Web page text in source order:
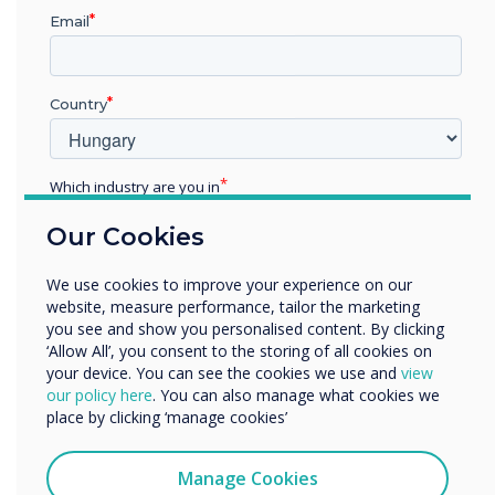
kövesse az alábbi navigációs utasításokat:
Alkalmazások – Beállítások – Felhasználó
Kattintson a szerkeszteni kívánt felhasználói
fiók toll ikonjára. Valószínűleg a Tulajdonos
felirat jelenik meg, de hozzáadhat egy extra
fiókot egy IMPACT-hez és további 4 fiókot az
NFC kártyaolvasó rendszerrel is rendelkeznek az
extra biztonságos hozzáférés beállításához –
ügyfélszolgálati csapatunk segíthet a fiókok
beállításában.)
Innen módosíthatja a fiók nevét és jelszót adhat
hozzá. Akár egy pompás képet is hozzáadhat
magáról, hogy valóban személyre szabhassa
Our Cookies
We use cookies to improve your experience on our
website, measure performance, tailor the marketing
you see and show you personalised content. By clicking
‘Allow All’, you consent to the storing of all cookies on
your device. You can see the cookies we use and view
our policy here. You can also manage what cookies we
place by clicking ‘manage cookies’
Manage Cookies
Email
Country
Which industry are you in
Enterprise
Organisation Name
We would like to contact you about our products and
services by email, phone, or post.